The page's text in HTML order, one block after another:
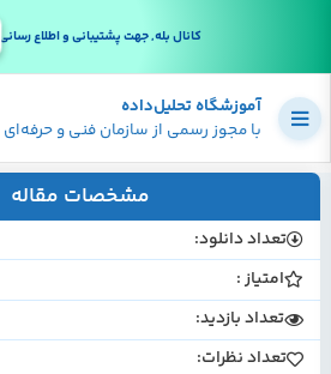
کانال بله, جهت پشتیبانی و اطلاع رسانی
آموزشگاه تحلیل‌داده
با مجوز رسمی از سازمان فنی و حرفه‌ای
مشخصات مقاله
تعداد دانلود:
امتیاز :
تعداد بازدید:
تعداد نظرات: